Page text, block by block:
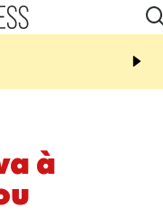
12:48
Cap Lahoussaye du 10
à